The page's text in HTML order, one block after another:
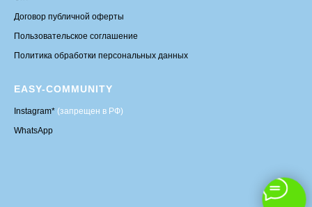
Договор публичной оферты
Пользовательское соглашение
Политика обработки персональных данных
EASY-COMMUNITY
Instagram* (запрещен в РФ)
WhatsApp